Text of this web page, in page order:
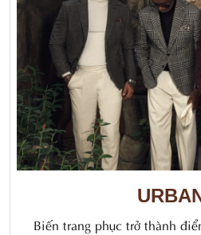
Biến trang phục trở thành